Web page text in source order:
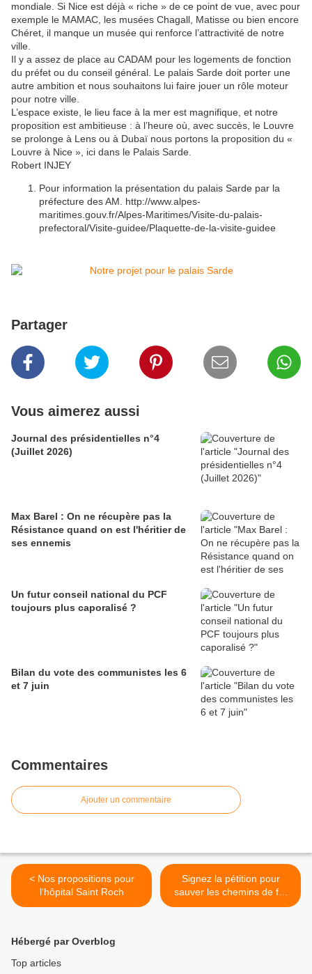
mondiale. Si Nice est déjà « riche » de ce point de vue, avec pour
exemple le MAMAC, les musées Chagall, Matisse ou bien encore
Chéret, il manque un musée qui renforce l’attractivité de notre
ville.
Il y a assez de place au CADAM pour les logements de fonction
du préfet ou du conseil général. Le palais Sarde doit porter une
autre ambition et nous souhaitons lui faire jouer un rôle moteur
pour notre ville.
L’espace existe, le lieu face à la mer est magnifique, et notre
proposition est ambitieuse : à l’heure où, avec succès, le Louvre
se prolonge à Lens ou à Dubaï nous portons la proposition du «
Louvre à Nice », ici dans le Palais Sarde.
Robert INJEY
Pour information la présentation du palais Sarde par la
préfecture des AM. http://www.alpes-
maritimes.gouv.fr/Alpes-Maritimes/Visite-du-palais-
prefectoral/Visite-guidee/Plaquette-de-la-visite-guidee
Partager
Vous aimerez aussi
Journal des présidentielles n°4
(Juillet 2026)
Max Barel : On ne récupère pas la
Résistance quand on est l'héritier de
ses ennemis
Un futur conseil national du PCF
toujours plus caporalisé ?
Bilan du vote des communistes les 6
et 7 juin
Commentaires
Ajouter un commentaire
< Nos propositions pour
l’hôpital Saint Roch
Signez la pétition pour
sauver les chemins de fer
de la Provence >
Hébergé par Overblog
Top articles